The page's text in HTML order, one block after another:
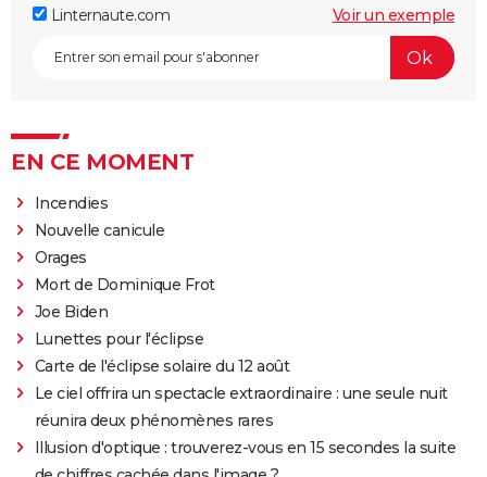
Linternaute.com Voir un exemple
EN CE MOMENT
Incendies
Nouvelle canicule
Orages
Mort de Dominique Frot
Joe Biden
Lunettes pour l'éclipse
Carte de l'éclipse solaire du 12 août
Le ciel offrira un spectacle extraordinaire : une seule nuit
réunira deux phénomènes rares
Illusion d'optique : trouverez-vous en 15 secondes la suite